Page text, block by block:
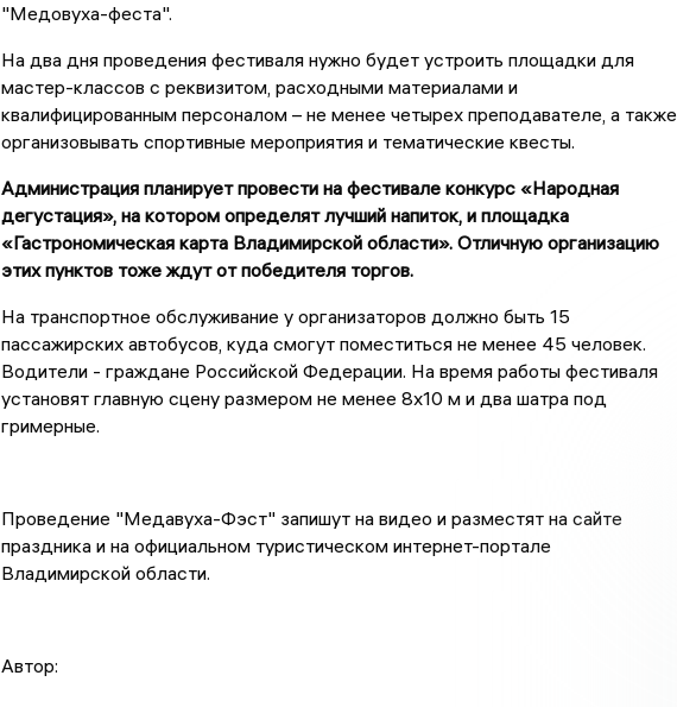
"Медовуха-феста".
На два дня проведенияфестиваля нужно будет устроить площадки для
мастер-классов с реквизитом, расходными материалами и
квалифицированным персоналом – не менее четырех преподавателе, а также
организовывать спортивные мероприятия и тематические квесты.
Администрация планирует провести на фестивале конкурс «Народная
дегустация», на котором определят лучший напиток, и площадка
«Гастрономическая карта Владимирской области». Отличную организацию
этих пунктов тоже ждут от победителя торгов.
На транспортное обслуживание у организаторов должно быть 15
пассажирских автобусов, куда смогут поместиться не менее 45 человек.
Водители - граждане Российской Федерации. На время работы фестиваля
установят главную сцену размером не менее 8х10 м и два шатра под
гримерные.
Проведение "Медавуха-Фэст" запишут на видео и разместят на сайте
праздника и на официальном туристическом интернет-портале
Владимирской области.
Автор: